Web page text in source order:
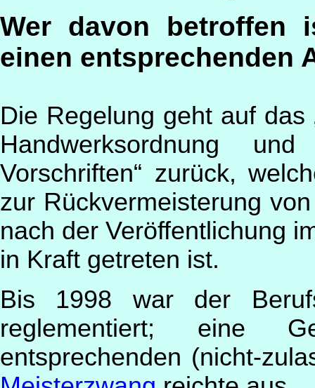
Wer davon betroffen
einen entsprechenden
Die Regelung geht auf
Handwerksordnung
Vorschriften“ zurück,
zur Rückvermeisterung
nach der Veröffentlichung
in Kraft getreten ist.
Bis 1998 war der
reglementiert; eine
entsprechenden (nicht-